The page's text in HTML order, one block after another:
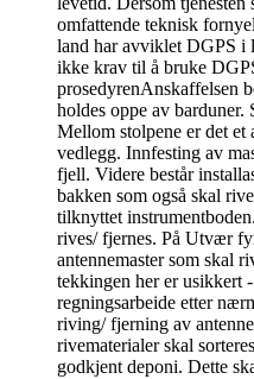
omfattende teknisk
land har avviklet DGPS i
ikke krav til å bruke
prosedyrenAnskaffelsen
holdes oppe av barduner.
Mellom stolpene er det et
vedlegg. Innfesting av
fjell. Videre består
bakken som også skal
tilknyttet
rives/ fjernes. På Utvær
antennemaster som skal
tekkingen her er usikkert
regningsarbeide etter
riving/ fjerning av
rivematerialer skal
godkjent deponi. Dette